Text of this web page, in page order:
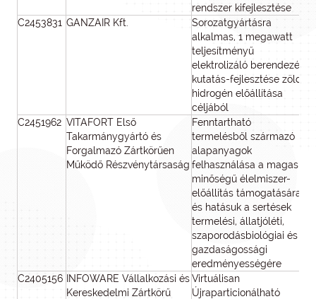
rendszer kifejlesztése
C2453831 GANZAIR Kft.
Sorozatgyártásra
alkalmas, 1 megawatt
teljesítményű
elektrolizáló berendezés
kutatás-fejlesztése zöld
hidrogén előállítása
céljából
C2451962 VITAFORT Első
Takarmánygyártó és
Forgalmazó Zártkörűen
Működő Részvénytársaság
Fenntartható
termelésből származó
alapanyagok
felhasználása a magas
minőségű élelmiszer-
előállítás támogatására
és hatásuk a sertések
termelési, állatjóléti,
szaporodásbiológiai és
gazdaságossági
eredményességére
C2405156
INFOWARE Vállalkozási és
Kereskedelmi Zártkörű
Virtuálisan
Újraparticionálható